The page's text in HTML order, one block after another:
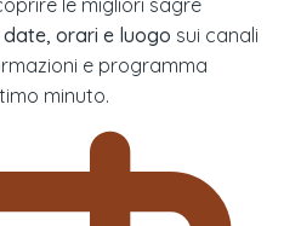
orari e luogo sui canali
e programma
minuto.